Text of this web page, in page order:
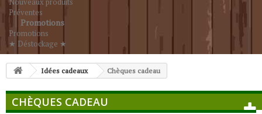
Préventes
Promotions
Promotions
★ Déstockage ★
Idées cadeaux Chèques cadeau
CHÈQUES CADEAU